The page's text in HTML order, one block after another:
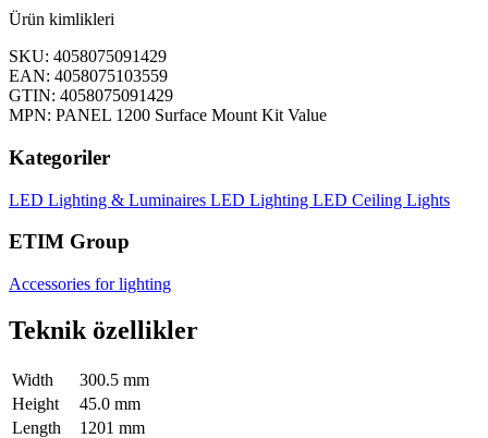
Ürün kimlikleri
SKU: 4058075091429
EAN: 4058075103559
GTIN: 4058075091429
MPN: PANEL 1200 Surface Mount Kit Value
Kategoriler
LED Lighting & Luminaires LED Lighting LED Ceiling Lights
ETIM Group
Accessories for lighting
Teknik özellikler
Width
300.5 mm
Height
45.0 mm
Length
1201 mm